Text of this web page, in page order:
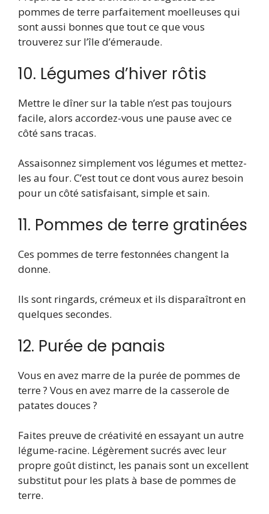
pommes de terre parfaitement moelleuses qui
sont aussi bonnes que tout ce que vous
trouverez sur l’île d’émeraude.
10. Légumes d’hiver rôtis
Mettre le dîner sur la table n’est pas toujours
facile, alors accordez-vous une pause avec ce
côté sans tracas.
Assaisonnez simplement vos légumes et mettez-
les au four. C’est tout ce dont vous aurez besoin
pour un côté satisfaisant, simple et sain.
11. Pommes de terre gratinées
Ces pommes de terre festonnées changent la
donne.
Ils sont ringards, crémeux et ils disparaîtront en
quelques secondes.
12. Purée de panais
Vous en avez marre de la purée de pommes de
terre ? Vous en avez marre de la casserole de
patates douces ?
Faites preuve de créativité en essayant un autre
légume-racine. Légèrement sucrés avec leur
propre goût distinct, les panais sont un excellent
substitut pour les plats à base de pommes de
terre.